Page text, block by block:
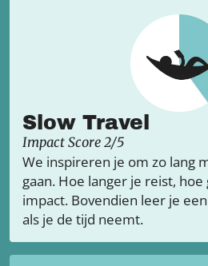
Slow Travel
Impact Score 2/5
We inspireren je om zo lang
gaan. Hoe langer je reist,
impact. Bovendien leer je
als je de tijd neemt.